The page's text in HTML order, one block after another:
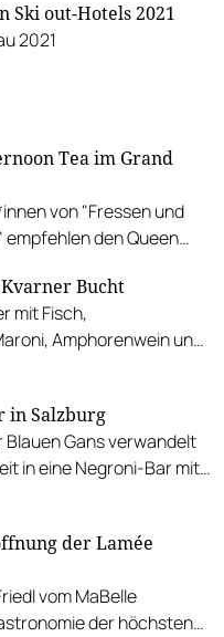
Ski out-Hotels 2021
2021
Tea im Grand
von "Fressen und
den Queen
Bucht
mit Fisch,
Amphorenwein und
in Salzburg
Blauen Gans verwandelt
in eine Negroni-Bar mit
der Lamée
vom MaBelle
der höchsten